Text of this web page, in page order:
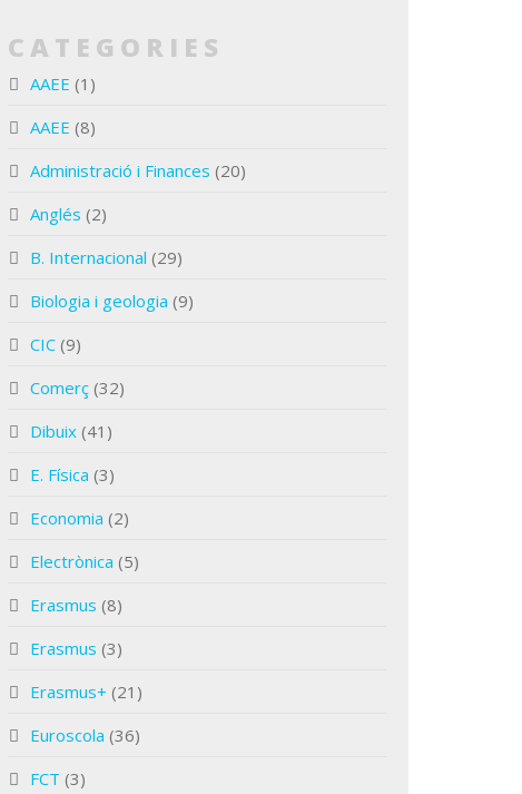
CATEGORIES
AAEE (1)
AAEE (8)
Administració i Finances (20)
Anglés (2)
B. Internacional (29)
Biologia i geologia (9)
CIC (9)
Comerç (32)
Dibuix (41)
E. Física (3)
Economia (2)
Electrònica (5)
Erasmus (8)
Erasmus (3)
Erasmus+ (21)
Euroscola (36)
FCT (3)